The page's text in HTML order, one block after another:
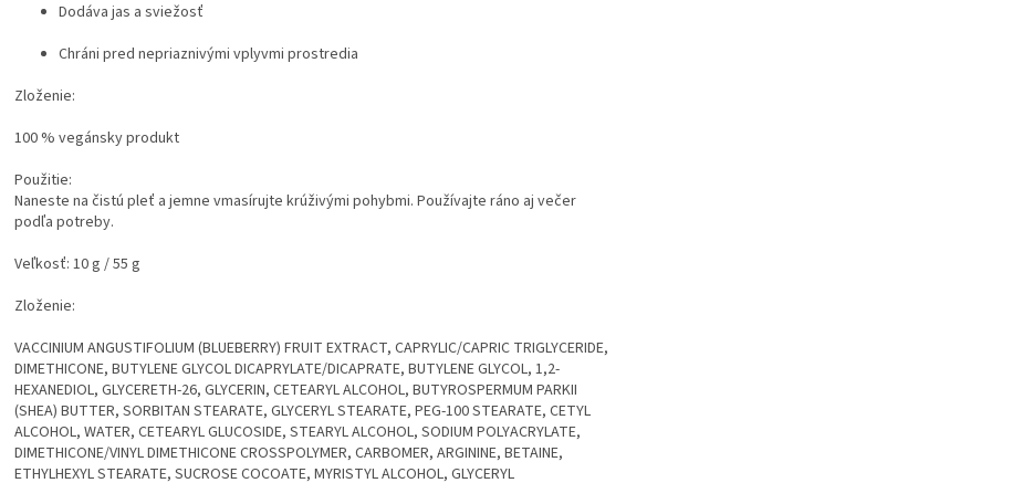
Dodáva jas a sviežosť
Chráni pred nepriaznivými vplyvmi prostredia
Zloženie:
100 % vegánsky produkt
Použitie:
Naneste na čistú pleť a jemne vmasírujte krúživými pohybmi. Používajte ráno aj večer
podľa potreby.
Veľkosť: 10 g / 55 g
Zloženie:
VACCINIUM ANGUSTIFOLIUM (BLUEBERRY) FRUIT EXTRACT, CAPRYLIC/CAPRIC TRIGLYCERIDE,
DIMETHICONE, BUTYLENE GLYCOL DICAPRYLATE/DICAPRATE, BUTYLENE GLYCOL, 1,2-
HEXANEDIOL, GLYCERETH-26, GLYCERIN, CETEARYL ALCOHOL, BUTYROSPERMUM PARKII
(SHEA) BUTTER, SORBITAN STEARATE, GLYCERYL STEARATE, PEG-100 STEARATE, CETYL
ALCOHOL, WATER, CETEARYL GLUCOSIDE, STEARYL ALCOHOL, SODIUM POLYACRYLATE,
DIMETHICONE/VINYL DIMETHICONE CROSSPOLYMER, CARBOMER, ARGININE, BETAINE,
ETHYLHEXYL STEARATE, SUCROSE COCOATE, MYRISTYL ALCOHOL, GLYCERYL